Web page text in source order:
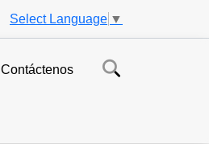
Select Language ▼
Contáctenos